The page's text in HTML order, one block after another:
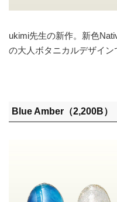
ukimi先生の新作。新色
の大人ボタニカルデザイン
Blue Amber（2,200B）